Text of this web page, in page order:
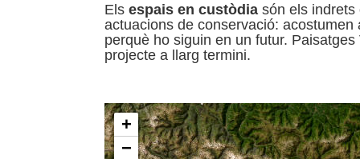
Els espais en custòdia són els indrets
actuacions de conservació:
perquè ho siguin en un futur.
projecte a llarg termini.
+
−